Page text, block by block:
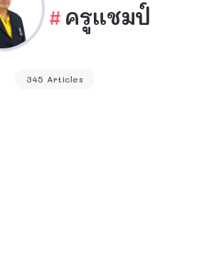
ครูแชมป์
345 Articles